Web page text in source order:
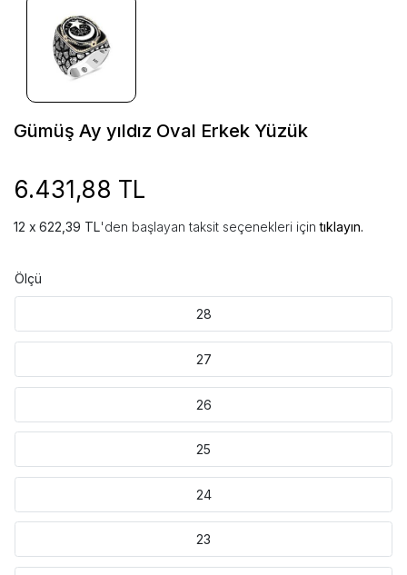
Gümüş Ay yıldız Oval Erkek Yüzük
6.431,88 TL
622,39 TL'den başlayan taksit seçenekleri içintıklayın.
Ölçü
28
27
26
25
24
23